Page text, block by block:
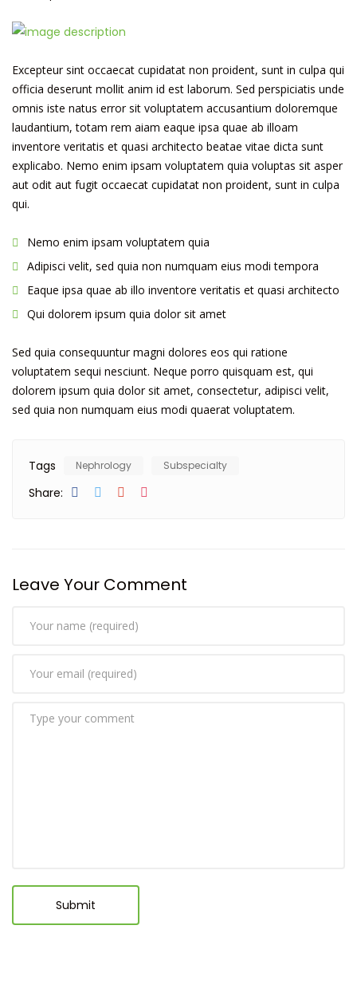
Excepteur sint occaecat cupidatat non proident, sunt in culpa qui
officia deserunt mollit anim id est laborum. Sed perspiciatis unde
omnis iste natus error sit voluptatem accusantium doloremque
laudantium, totam rem aiam eaque ipsa quae ab illoam
inventore veritatis et quasi architecto beatae vitae dicta sunt
explicabo. Nemo enim ipsam voluptatem quia voluptas sit asper
aut odit aut fugit occaecat cupidatat non proident, sunt in culpa
qui.
Nemo enim ipsam voluptatem quia
Adipisci velit, sed quia non numquam eius modi tempora
Eaque ipsa quae ab illo inventore veritatis et quasi architecto
Qui dolorem ipsum quia dolor sit amet
Sed quia consequuntur magni dolores eos qui ratione
voluptatem sequi nesciunt. Neque porro quisquam est, qui
dolorem ipsum quia dolor sit amet, consectetur, adipisci velit,
sed quia non numquam eius modi quaerat voluptatem.
Tags Nephrology Subspecialty
Share:
Leave Your Comment
Submit